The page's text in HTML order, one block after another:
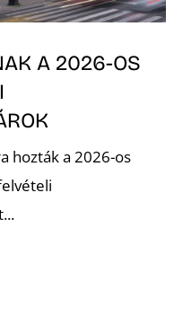
A 2026-OS
hozták a 2026-os